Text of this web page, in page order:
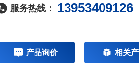
服务热线： 13953409126
产品询价 相关